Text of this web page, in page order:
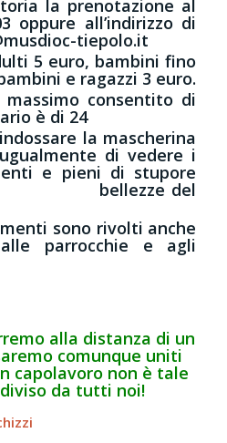
la prenotazione al
oppure all’indirizzo di
tiepolo.it
5 euro, bambini fino
e ragazzi 3 euro.
consentito di
è di 24
la mascherina
di vedere i
e pieni di stupore
bellezze del
sono rivolti anche
parrocchie e agli
alla distanza di un
comunque uniti
capolavoro non è tale
da tutti noi!